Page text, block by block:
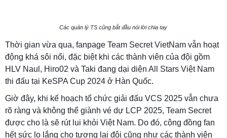
Các quản lý TS cũng bắt đầu nói lời chia tay
Thời gian vừa qua, fanpage Team Secret VietNam vẫn hoạt
động khá sôi nổi, đặc biệt khi các thành viên của đội gồm
HLV Naul, Hiro02 và Taki đang dại diện All Stars Việt Nam
thi đấu tại KeSPA Cup 2024 ở Hàn Quốc.
Giờ đây, khi kế hoạch tổ chức giải đấu VCS 2025 vẫn chưa
rõ ràng và không thể giành vé dự LCP 2025, Team Secret
được cho là sẽ rút lui khỏi Việt Nam. Do đó, cộng đồng fan
hết sức lo lắng cho tương lai đội cũng như các thành viên